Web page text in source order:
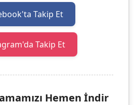
Takip Et
Takip Et
Hemen İndir